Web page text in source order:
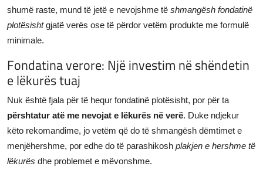
shumë raste, mund të jetë e nevojshme të shmangësh fondatinë
plotësishtgjatë verës ose të përdor vetëm produkte me formulë
minimale.
Fondatina verore: Një investim në shëndetin
e lëkurës tuaj
Nuk është fjala për të hequr fondatinë plotësisht, por për ta
përshtatur atë me nevojat e lëkurës në verë. Duke ndjekur
këto rekomandime, jo vetëm që do të shmangësh dëmtimet e
menjëhershme, por edhe do të parashikosh plakjen e hershme të
lëkurës dhe problemet e mëvonshme.